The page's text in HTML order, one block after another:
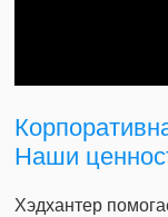
Наши
Хэдхантер